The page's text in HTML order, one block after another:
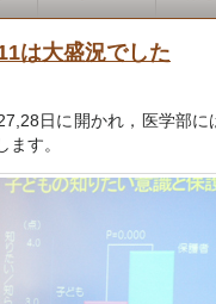
は大盛況でした
日に開かれ，医学部
す。